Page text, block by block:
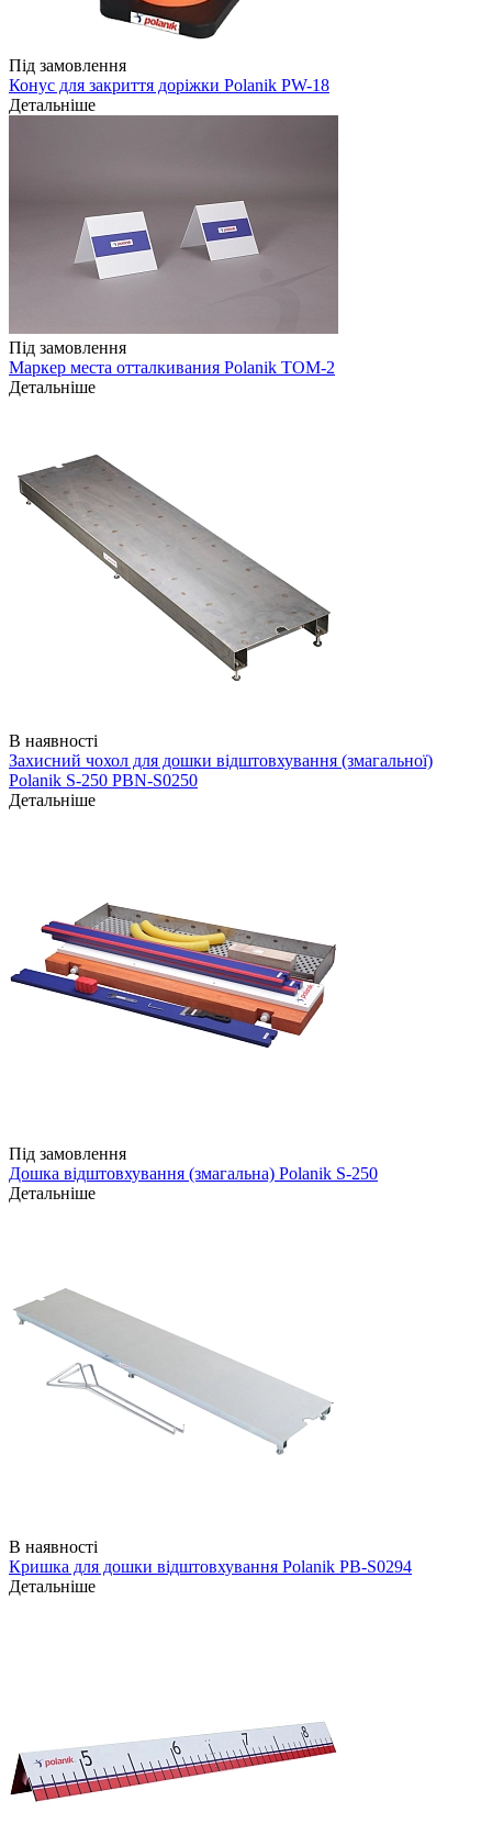
Під замовлення
Конус для закриття доріжки Polanik PW-18
Детальніше
Під замовлення
Маркер места отталкивания Polanik TOM-2
Детальніше
В наявності
Захисний чохол для дошки відштовхування (змагальної)
Polanik S-250 PBN-S0250
Детальніше
Під замовлення
Дошка відштовхування (змагальна) Polanik S-250
Детальніше
В наявності
Кришка для дошки відштовхування Polanik PB-S0294
Детальніше